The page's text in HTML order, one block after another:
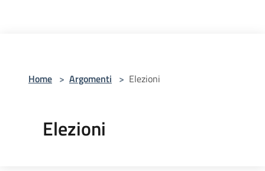
Home > Argomenti > Elezioni
Elezioni